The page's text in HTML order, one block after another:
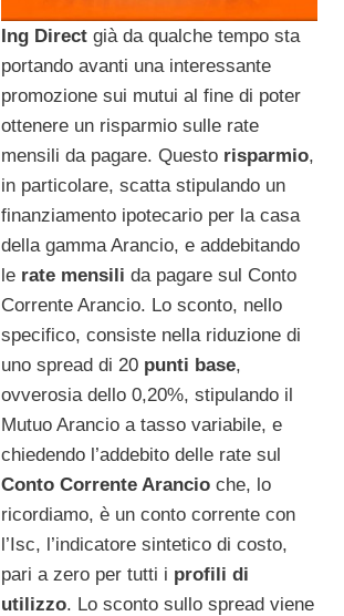
Ing Directgià da qualche tempo sta
portando avanti una interessante
promozione sui mutui al fine di poter
ottenere un risparmio sulle rate
mensili da pagare. Questorisparmio,
in particolare, scatta stipulando un
finanziamento ipotecario per la casa
della gamma Arancio, e addebitando
le rate mensili da pagare sul Conto
Corrente Arancio. Lo sconto, nello
specifico, consiste nella riduzione di
uno spread di 20 punti base,
ovverosia dello 0,20%, stipulando il
Mutuo Arancio a tasso variabile, e
chiedendo l’addebito delle rate sul
Conto Corrente Arancioche, lo
ricordiamo, è un conto corrente con
l’Isc, l’indicatore sintetico di costo,
pari a zero per tutti i profili di
utilizzo. Lo sconto sullo spread viene